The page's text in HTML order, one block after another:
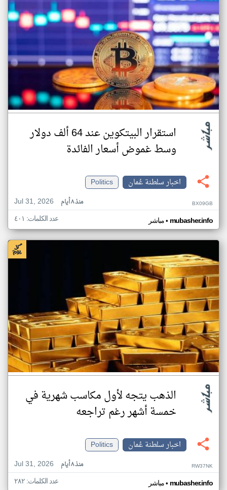
استقرار البيتكوين عند 64 ألف دولار
وسط غموض أسعار الفائدة
اخبار سلطنة عُمان
Politics
Jul 31, 2026
منذ ٨ أيام BX09GB
مباشر• mubasher.info عدد الكلمات: ٤٠١
الذهب يتجه لأول مكاسب شهرية في
خمسة أشهر رغم تراجعه
اخبار سلطنة عُمان
Politics
Jul 31, 2026
منذ ٨ أيام RW37NK
مباشر• mubasher.info عدد الكلمات: ٢٨٢